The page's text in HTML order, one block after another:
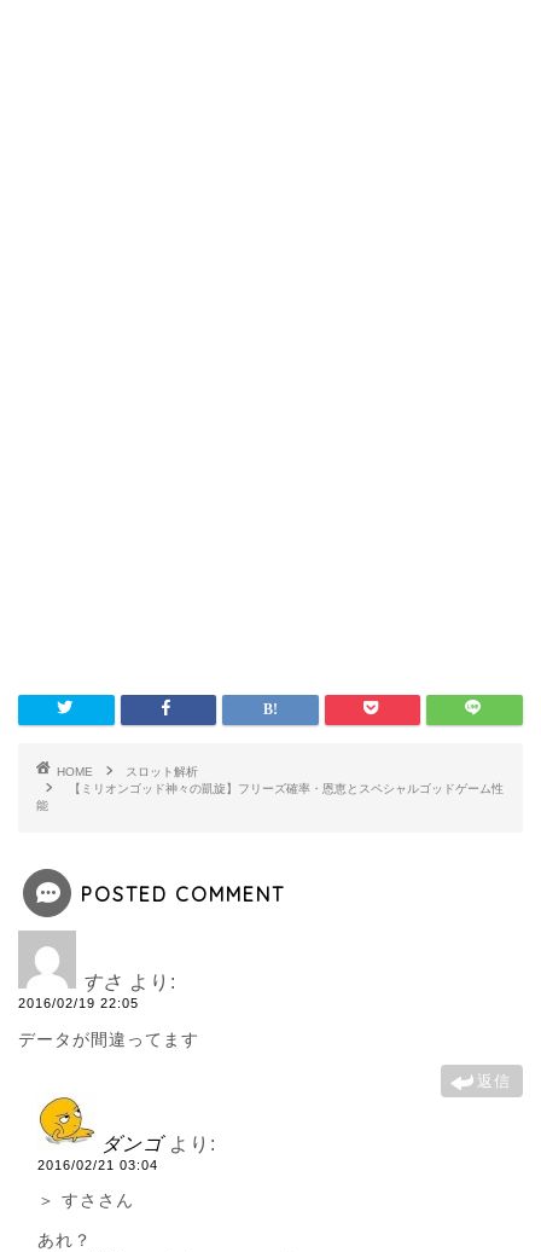
HOME
スロット解析
【ミリオンゴッド神々の凱旋】フリーズ確率・恩恵とスペシャルゴッドゲーム性
能
POSTED COMMENT
すさ より:
2016/02/19 22:05
データが間違ってます
返信
ダンゴ より:
2016/02/21 03:04
＞ すささん
あれ？